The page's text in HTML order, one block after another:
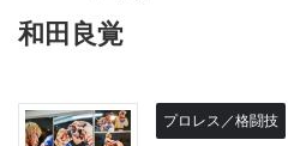
和田良覚
プロレス／格闘技